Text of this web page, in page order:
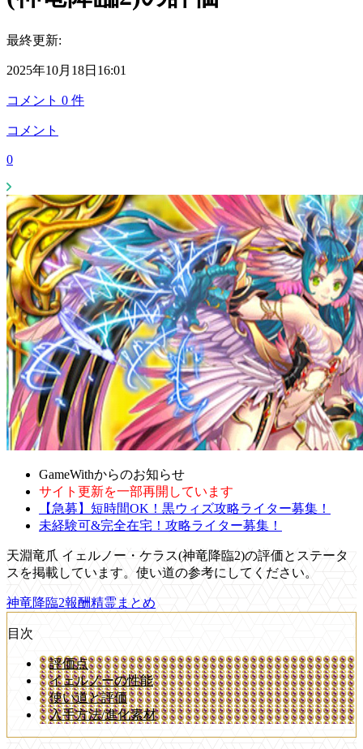
最終更新:
2025年10月18日16:01
コメント 0 件
コメント
0
GameWithからのお知らせ
サイト更新を一部再開しています
【急募】短時間OK！黒ウィズ攻略ライター募集！
未経験可&完全在宅！攻略ライター募集！
天淵竜爪 イェルノー・ケラス(神竜降臨2)の評価とステータ
スを掲載しています。使い道の参考にしてください。
神竜降臨2報酬精霊まとめ
目次
評価点
イェルノーの性能
使い道と評価
入手方法/進化素材